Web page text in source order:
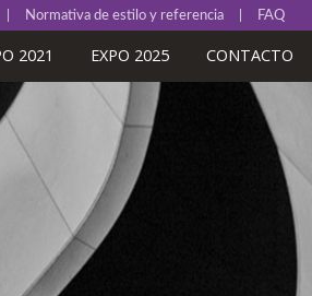
Normativa de estilo y referencia FAQ
2021 EXPO 2025 CONTACTO